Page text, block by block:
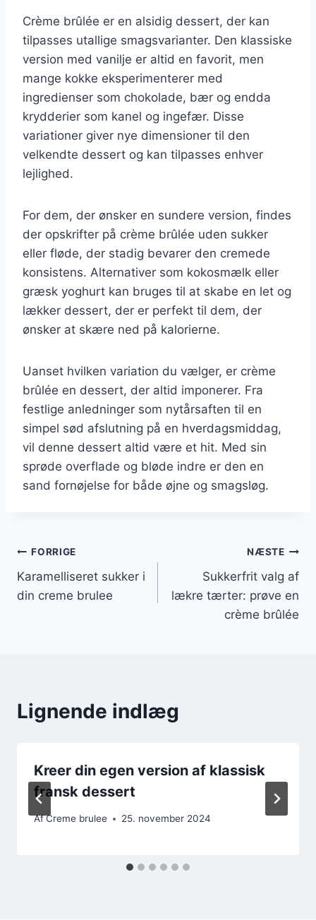
Crème brûlée er en alsidig dessert, der kan
tilpasses utallige smagsvarianter. Den klassiske
version med vanilje er altid en favorit, men
mange kokke eksperimenterer med
ingredienser som chokolade, bær og endda
krydderier som kanel og ingefær. Disse
variationer giver nye dimensioner til den
velkendte dessert og kan tilpasses enhver
lejlighed.
For dem, der ønsker en sundere version, findes
der opskrifter på crème brûlée uden sukker
eller fløde, der stadig bevarer den cremede
konsistens. Alternativer som kokosmælk eller
græsk yoghurt kan bruges til at skabe en let og
lækker dessert, der er perfekt til dem, der
ønsker at skære ned på kalorierne.
Uanset hvilken variation du vælger, er crème
brûlée en dessert, der altid imponerer. Fra
festlige anledninger som nytårsaften til en
simpel sød afslutning på en hverdagsmiddag,
vil denne dessert altid være et hit. Med sin
sprøde overflade og bløde indre er den en
sand fornøjelse for både øjne og smagsløg.
Indlægsnavigation
FORRIGE
Karamelliseret sukker i
din creme brulee
NÆSTE
Sukkerfrit valg af
lækre tærter: prøve en
crème brûlée
Lignende indlæg
Kreer din egen version af klassisk
fransk dessert
AfCreme brulee 25. november 2024